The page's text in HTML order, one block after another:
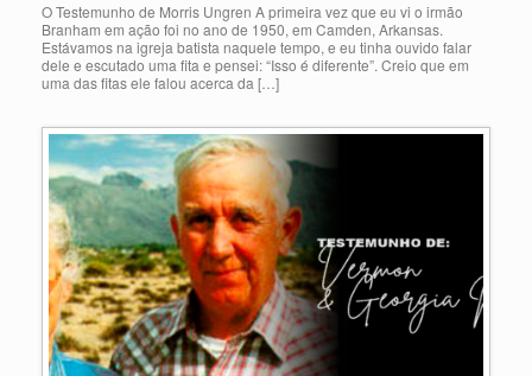
O Testemunho de Morris Ungren A primeira vez que eu vi o irmão
Branham em ação foi no ano de 1950, em Camden, Arkansas.
Estávamos na igreja batista naquele tempo, e eu tinha ouvido falar
dele e escutado uma fita e pensei: “Isso é diferente”. Creio que em
uma das fitas ele falou acerca da […]